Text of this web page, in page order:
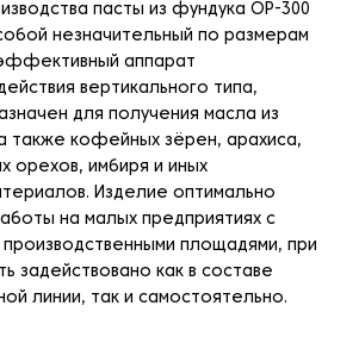
пасты из фундука OP-300
незначительный по размерам
аппарат
вертикального типа,
для получения масла из
также кофейных зёрен, арахиса,
орехов, имбиря и иных
Изделие оптимально
на малых предприятиях с
площадями, при
задействовано как в составе
линии, так и самостоятельно.